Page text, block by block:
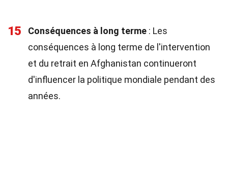
15 Conséquences à long terme : Les
conséquences à long terme de l'intervention
et du retrait en Afghanistan continueront
d'influencer la politique mondiale pendant des
années.